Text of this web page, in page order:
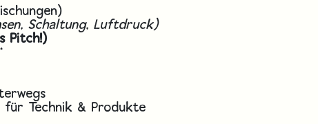
Schaltung, Luftdruck)
Pitch!)
Technik & Produkte